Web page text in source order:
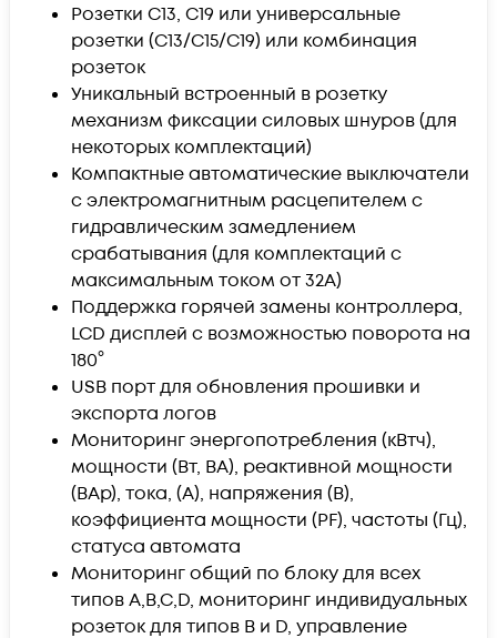
Розетки С13, С19 или универсальные
розетки (С13/С15/С19) или комбинация
розеток
Уникальный встроенный в розетку
механизм фиксации силовых шнуров (для
некоторых комплектаций)
Компактные автоматические выключатели
с электромагнитным расцепителем с
гидравлическим замедлением
срабатывания (для комплектаций с
максимальным током от 32А)
Поддержка горячей замены контроллера,
LCD дисплей с возможностью поворота на
180°
USB порт для обновления прошивки и
экспорта логов
Мониторинг энергопотребления (кВтч),
мощности (Вт, ВА), реактивной мощности
(ВАр), тока, (A), напряжения (B),
коэффициента мощности (PF), частоты (Гц),
статуса автомата
Мониторинг общий по блоку для всех
типов A,B,C,D, мониторинг индивидуальных
розеток для типов B и D, управление